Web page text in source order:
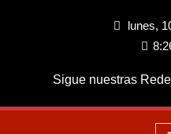
lunes,
Sigue nuestras